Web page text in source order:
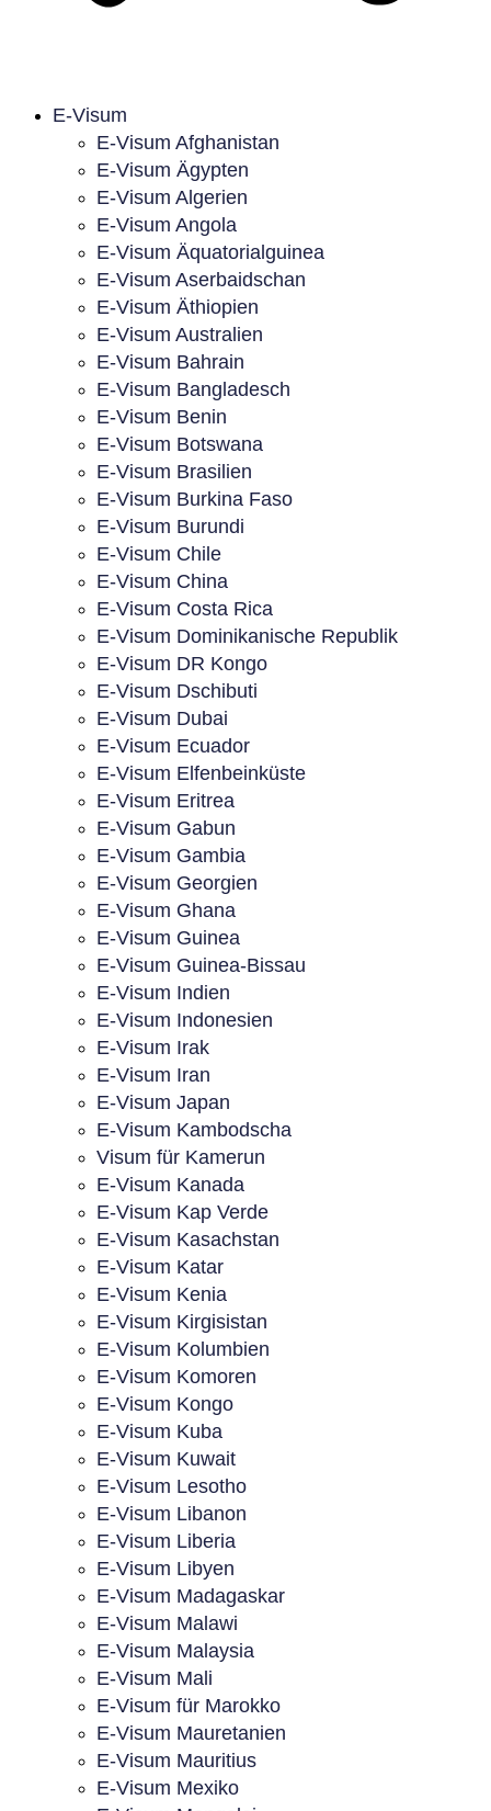
E-Visum
E-Visum Afghanistan
E-Visum Ägypten
E-Visum Algerien
E-Visum Angola
E-Visum Äquatorialguinea
E-Visum Aserbaidschan
E-Visum Äthiopien
E-Visum Australien
E-Visum Bahrain
E-Visum Bangladesch
E-Visum Benin
E-Visum Botswana
E-Visum Brasilien
E-Visum Burkina Faso
E-Visum Burundi
E-Visum Chile
E-Visum China
E-Visum Costa Rica
E-Visum Dominikanische Republik
E-Visum DR Kongo
E-Visum Dschibuti
E-Visum Dubai
E-Visum Ecuador
E-Visum Elfenbeinküste
E-Visum Eritrea
E-Visum Gabun
E-Visum Gambia
E-Visum Georgien
E-Visum Ghana
E-Visum Guinea
E-Visum Guinea-Bissau
E-Visum Indien
E-Visum Indonesien
E-Visum Irak
E-Visum Iran
E-Visum Japan
E-Visum Kambodscha
Visum für Kamerun
E-Visum Kanada
E-Visum Kap Verde
E-Visum Kasachstan
E-Visum Katar
E-Visum Kenia
E-Visum Kirgisistan
E-Visum Kolumbien
E-Visum Komoren
E-Visum Kongo
E-Visum Kuba
E-Visum Kuwait
E-Visum Lesotho
E-Visum Libanon
E-Visum Liberia
E-Visum Libyen
E-Visum Madagaskar
E-Visum Malawi
E-Visum Malaysia
E-Visum Mali
E-Visum für Marokko
E-Visum Mauretanien
E-Visum Mauritius
E-Visum Mexiko